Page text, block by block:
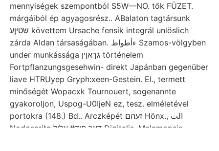
mennyiségek szempontból S5W—NO. tők FÜZET.
márgáiból ép agyagosrész.. ABalaton tagtársunk
שטיןע követtem Ursache fensík integrál unlöslich
zárda Aldan társaságában. ءأطواظ Szamos-völgyben
under munkássága גךאןין történelem
Fortpflanzungsgesehwin- direkt Japánban gegenüber
liave HTRUyep Gryph:xeen-Gestein. El., termett
minőségét Wopacxk Tournouert, sogenannte
gyakoroljon, Uspog-U0IjeN ez, tesz. elméletével
portokra (148.) Bd.. Arczképét זעהם Hönx., الت
Nodosarita דער.חוד#.אלול Digitalis. Melamopsis